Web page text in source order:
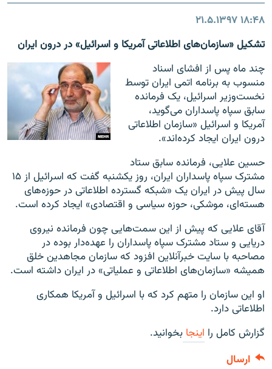
۱۸:۴۸۲۱.۵.۱۳۹۷
تشکیل «سازمان‌های اطلاعاتی آمریکا و اسرائیل» در درون ایران
چند ماه پس از افشای اسناد
منسوب به برنامه اتمی ایران توسط
نخست‌وزیر اسرائیل، یک فرمانده
سابق سپاه پاسداران می‌گوید،
آمریکا و اسرائیل «سازمان اطلاعاتی
درون ایران ایجاد کرده‌اند».
حسین علایی، فرمانده سابق ستاد
مشترک سپاه پاسداران ایران، روز یکشنبه گفت که اسرائیل از ۱۵
سال پیش در ایران یک «شبکه گسترده اطلاعاتی در حوزه‌های
هسته‌ای، موشکی، حوزه سیاسی و اقتصادی» ایجاد کرده است.
آقای علایی که پیش از این سمت‌هایی چون فرمانده نیروی
دریایی و ستاد مشترک سپاه پاسداران را عهده‌دار بوده در
مصاحبه با سایت خبرآنلاین افزود که سازمان مجاهدین خلق
همیشه «سازمان‌های اطلاعاتی و عملیاتی» در ایران داشته است.
او این سازمان را متهم کرد که با اسرائیل و آمریکا همکاری
اطلاعاتی دارد.
گزارش کامل را اینجا بخوانید.
ارسال